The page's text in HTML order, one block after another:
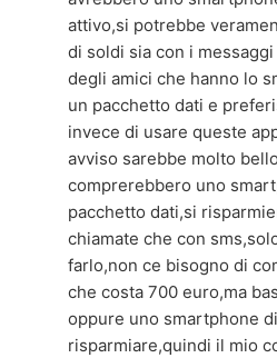
attivo,si potrebbe
di soldi sia con i
degli amici che hanno lo
un pacchetto dati e
invece di usare queste
avviso sarebbe molto
comprerebbero uno
pacchetto dati,si
chiamate che con
farlo,non ce bisogno di
che costa 700 euro,ma
oppure uno smartphone
risparmiare,quindi il mio